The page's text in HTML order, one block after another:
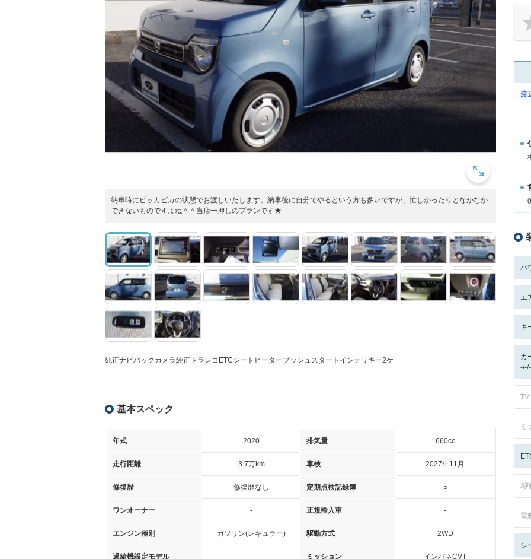
納車時にピッカピカの状態でお渡しいたします。納車後に自分でやるという方も多いですが、忙しかったりとなかなか
できないものですよね＾＾当店一押しのプランです★
純正ナビバックカメラ純正ドラレコETCシートヒータープッシュスタートインテリキー2ケ
基本スペック
年式 2020 排気量 660cc
走行距離 3.7万km 車検 2027年11月
修復歴 修復歴なし 定期点検記録簿 ○
ワンオーナー - 正規輸入車 -
エンジン種別 ガソリン(レギュラー) 駆動方式 2WD
過給機設定モデル - ミッション インパネCVT
渡
パ
エ
キ
カ
ミ
3
電
シ